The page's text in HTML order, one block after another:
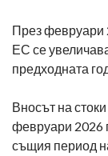
През февруари
ЕС се
предходната
Вносът на
февруари 2026
същия период